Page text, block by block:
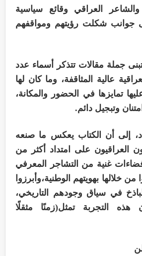
والشاعر العراقي وقائع سياسية
جوانب شكلت رؤيتهم ومواقفهم
جملة مقالات تتذكر أسماء عدد
عالية المثاقفة، وما كان لها
تمايزها في الحضور والمكانة،
وتبجيل دائم.
إلى أن الكتاب يعكس ما صنعه
العراقيون على امتداد أكثر من
غنية من التشاجر المعرفي
خلالها بهويتهم الوطنية،وأبرزوا
في سياق وجودهم التاريخي،
التجربة تمثل(زمنًا مثقلًا